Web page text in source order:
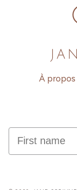
À propos
first name